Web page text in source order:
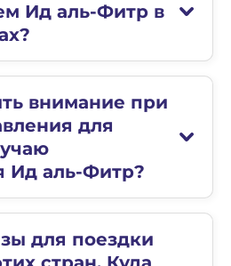
Ид аль-Фитр в
внимание при
для
Ид аль-Фитр?
для поездки